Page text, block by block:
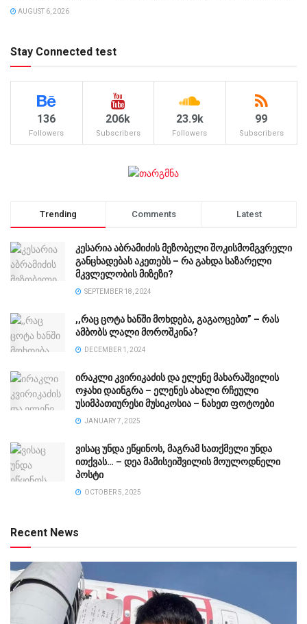
AUGUST 6, 2026
Stay Connected test
136
Followers
206k
Subscribers
23.9k
Followers
99
Subscribers
Trending Comments Latest
კესარია აბრამიძის მეზობელი შოკისმომგვრელი
განცხადებას აკეთებს – რა გახდა საზარელი
მკვლელობის მიზეზი?
SEPTEMBER 18, 2024
,,რაც ცოტა ხანში მოხდება, გაგაოცებთ” – რას
ამბობს ლალი მოროშკინა?
DECEMBER 1, 2024
ირაკლი კვირიკაძის და ელენე მახარაშვილის
ოჯახი დაინგრა – ელენეს ახალი რჩეული
უსიმპათიურესი მუსიკოსია – ნახეთ ფოტოები
JANUARY 7, 2025
ვისაც უნდა ეწყინოს, მაგრამ სათქმელი უნდა
ითქვას… – დეა მამისეიშვილის მოულოდნელი
პოსტი
OCTOBER 5, 2025
Recent News